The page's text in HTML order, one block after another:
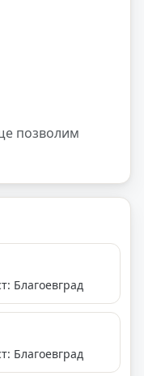
позволим
Благоевград
Благоевград